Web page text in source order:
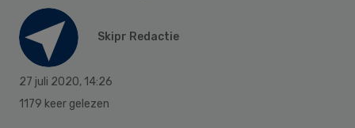
Skipr Redactie
27 juli 2020, 14:26
1179 keer gelezen